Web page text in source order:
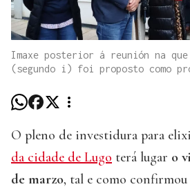
Imaxe posterior á reunión na que
(segundo i) foi proposto como
O pleno de investidura para
da cidade de Lugo terá lugar o
de marzo, tal e como confirmou